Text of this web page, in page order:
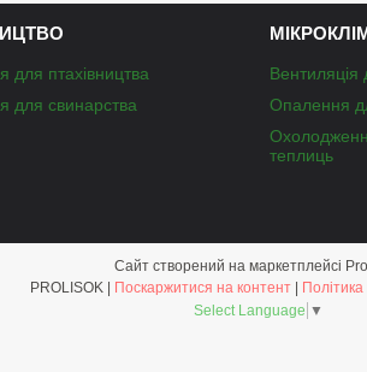
для птахівництва
для свинарства
Вентиляція
Опалення
теплиць
Сайт створений на маркетплейсі
Поскаржитися на контент
Select Language ▼